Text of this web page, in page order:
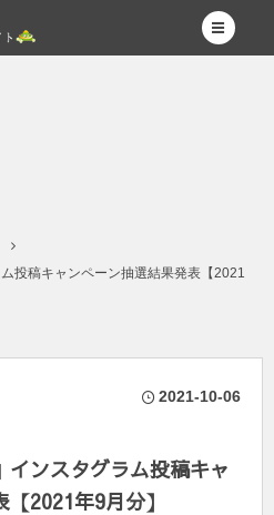
投稿キャンペーン抽選結果発表【2021
2021-10-06
インスタグラム投稿キャ
2021年9月分】